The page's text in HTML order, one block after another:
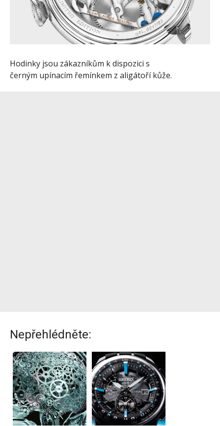
Hodinky jsou zákazníkům k dispozici s
černým upínacím řemínkem z aligátoří kůže.
Nepřehlédněte: